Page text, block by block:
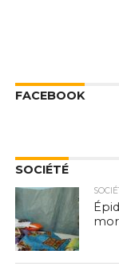
FACEBOOK
SOCIÉTÉ